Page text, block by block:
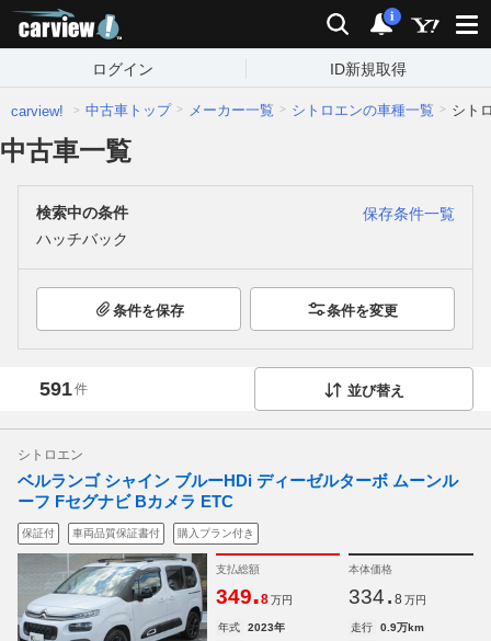
検索 通知
i
ログイン ID新規取得
carview! 中古車トップ メーカー一覧 シトロエンの車種一覧 シト
中古車一覧
検索中の条件
保存条件一覧
ハッチバック
条件を保存 条件を変更
591件 並び替え
シトロエン
ベルランゴ シャイン ブルーHDi ディーゼルターボ ムーンル
ーフ Fセグナビ Bカメラ ETC
保証付 車両品質保証書付 購入プラン付き
支払総額
349.8 万円
本体価格
334. 8 万円
年式 2023年 走行
0.9万km